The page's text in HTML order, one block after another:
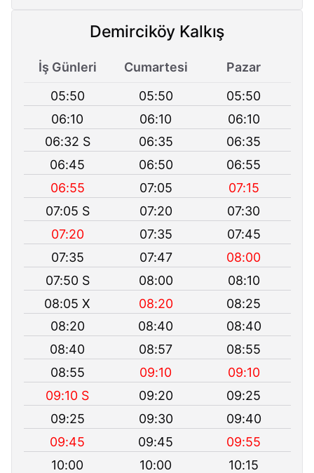
Demirciköy Kalkış
İş Günleri Cumartesi
Pazar
05:50
05:50
05:50
06:10
06:10
06:10
06:32 S
06:35
06:35
06:45
06:50
06:55
06:55
07:05
07:15
07:05 S
07:20
07:30
07:20
07:35
07:45
07:35
07:47
08:00
07:50 S
08:00
08:10
08:05 X
08:20
08:25
08:20
08:40
08:40
08:40
08:57
08:55
08:55
09:10
09:10
09:10 S
09:20
09:25
09:25
09:30
09:40
09:45
09:45
09:55
10:00
10:00
10:15